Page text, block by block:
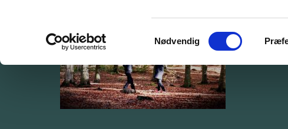
Nødvendig